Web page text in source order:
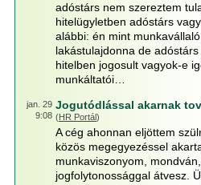
adóstárs nem szereztem
hitelügyletben adóstárs
alábbi: én mint
lakástulajdonna de
hitelben jogosult vagyok-e
munkáltatói…
jan. 29
9:08
Jogutódlással akarnak
(HR Portál)
A cég ahonnan eljöttem
közös megegyezéssel
munkaviszonyom,
jogfolytonossággal átvesz.